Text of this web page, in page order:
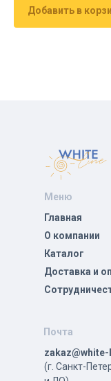
Добавить в
Меню
Почта
О компании
Каталог
Доставка и
(г. Санкт-
Главная